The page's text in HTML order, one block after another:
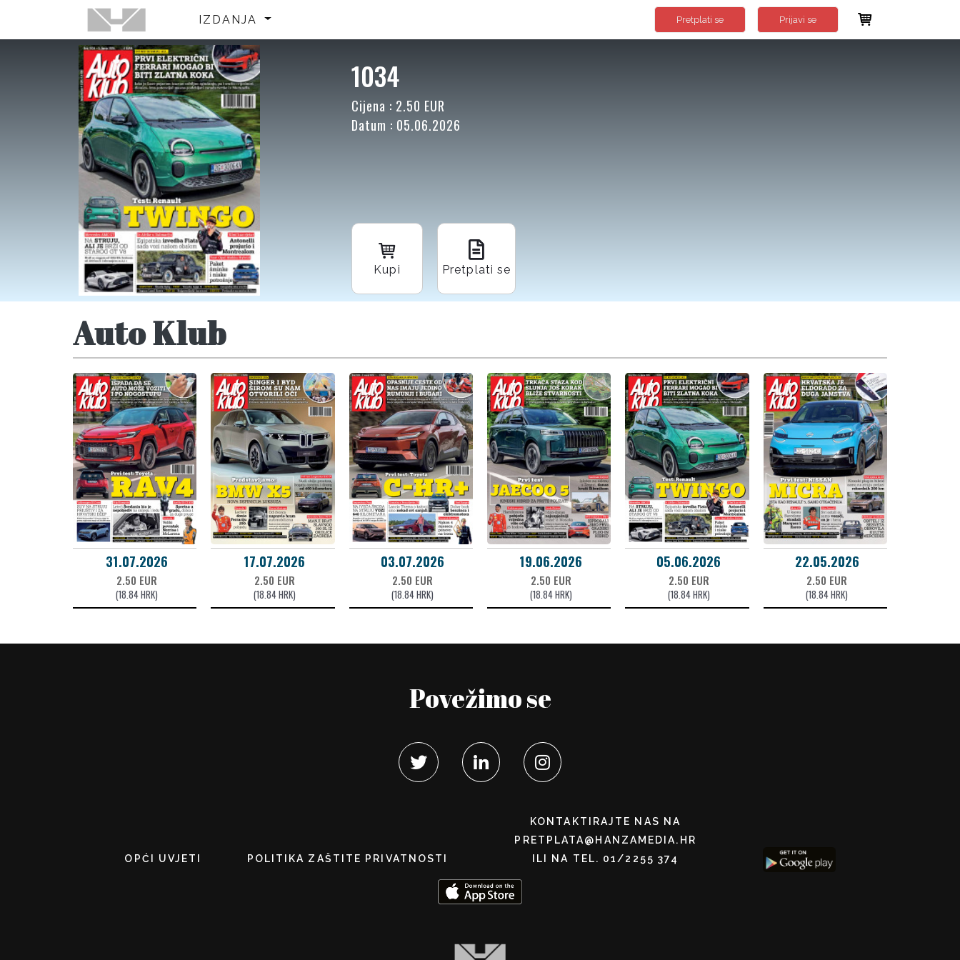
IZDANJA Pretplati se Prijavi se
1034
Cijena : 2.50 EUR
Datum : 05.06.2026
Kupi Pretplati se
Auto Klub
31.07.2026
2.50 EUR
(18.84 HRK)
17.07.2026
2.50 EUR
(18.84 HRK)
03.07.2026
2.50 EUR
(18.84 HRK)
19.06.2026
2.50 EUR
(18.84 HRK)
05.06.2026
2.50 EUR
(18.84 HRK)
22.05.2026
2.50 EUR
(18.84 HRK)
Povežimo se
OPĆI UVJETI POLITIKA ZAŠTITE PRIVATNOSTI
KONTAKTIRAJTE NAS NA
PRETPLATA@HANZAMEDIA.HR
ILI NA TEL. 01/2255 374